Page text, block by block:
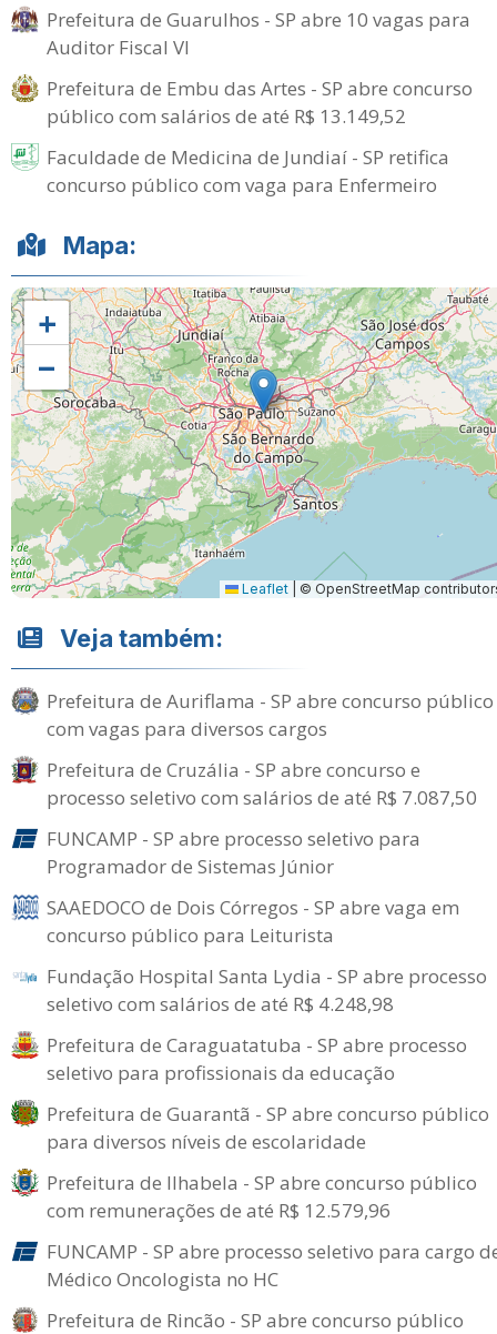
Prefeitura de Guarulhos - SP abre 10 vagas para
Auditor Fiscal VI
Prefeitura de Embu das Artes - SP abre concurso
público com salários de até R$ 13.149,52
Faculdade de Medicina de Jundiaí - SP retifica
concurso público com vaga para Enfermeiro
Mapa:
+
−
Leaflet © OpenStreetMap
Veja também:
Prefeitura de Auriflama - SP abre concurso público
com vagas para diversos cargos
Prefeitura de Cruzália - SP abre concurso e
processo seletivo com salários de até R$ 7.087,50
FUNCAMP - SP abre processo seletivo para
Programador de Sistemas Júnior
SAAEDOCO de Dois Córregos - SP abre vaga em
concurso público para Leiturista
Fundação Hospital Santa Lydia - SP abre processo
seletivo com salários de até R$ 4.248,98
Prefeitura de Caraguatatuba - SP abre processo
seletivo para profissionais da educação
Prefeitura de Guarantã - SP abre concurso público
para diversos níveis de escolaridade
Prefeitura de Ilhabela - SP abre concurso público
com remunerações de até R$ 12.579,96
FUNCAMP - SP abre processo seletivo para cargo
Médico Oncologista no HC
Prefeitura de Rincão - SP abre concurso público